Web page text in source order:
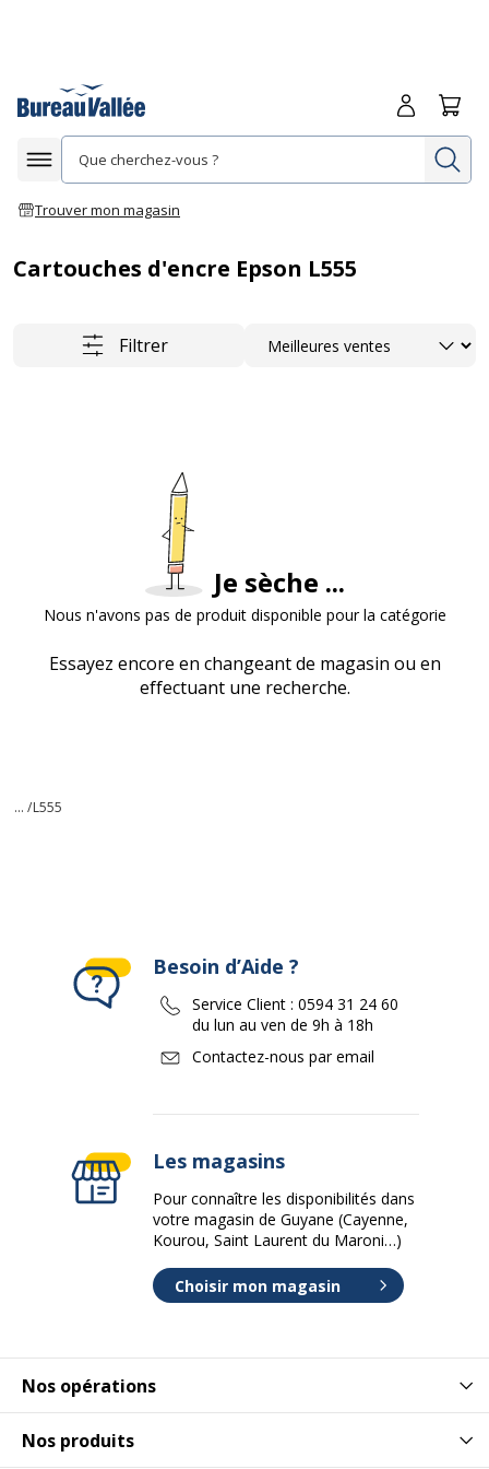
Afficher la navigation
Trouver mon magasin
Me
Cartouches d'encre Epson L555
Filtrer Trier
Je sèche ...
Nous n'avons pas de produit disponible pour la catégorie
Essayez encore en changeant de magasin ou en
effectuant une recherche.
... /L555
Nos opérations
Nos produits
Besoin d’Aide ?
Service Client : 0594 31 24 60
du lun au ven de 9h à 18h
Contactez-nous par email
Les magasins
Pour connaître les disponibilités dans
votre magasin de Guyane (Cayenne,
Kourou, Saint Laurent du Maroni…)
Choisir mon magasin